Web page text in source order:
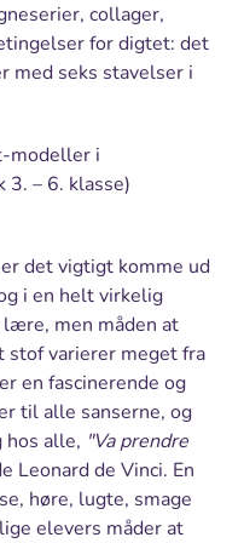
collager,
for digtet: det
med seks stavelser i
modeller i
3. – 6. klasse)
det vigtigt komme ud
i en helt virkelig
men måden at
stof varierer meget fra
en fascinerende og
til alle sanserne, og
hos alle, "Va prendre
Leonard de Vinci. En
høre, lugte, smage
elevers måder at